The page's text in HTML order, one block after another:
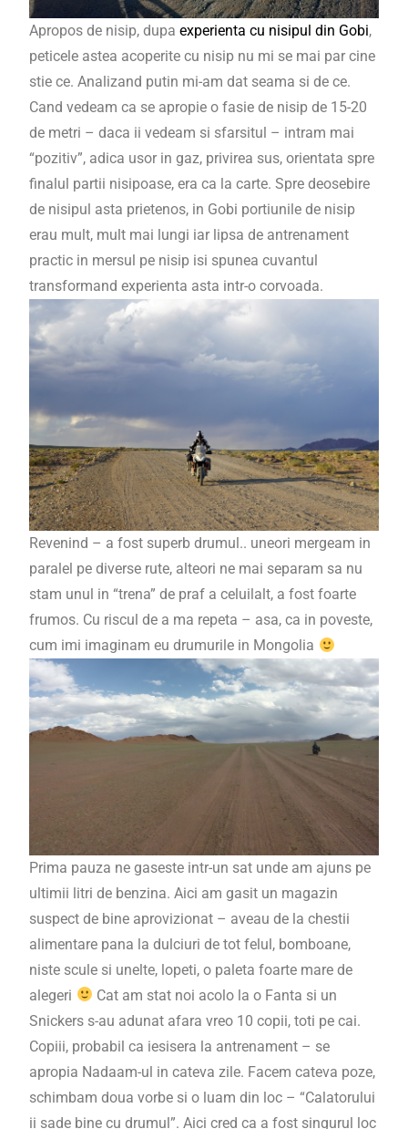
Apropos de nisip, dupaexperienta cu nisipul din Gobi,
peticele astea acoperite cu nisip nu mi se mai par cine
stie ce. Analizand putin mi-am dat seama si de ce.
Cand vedeam ca se apropie o fasie de nisip de 15-20
de metri – daca ii vedeam si sfarsitul – intram mai
“pozitiv”, adica usor in gaz, privirea sus, orientata spre
finalul partii nisipoase, era ca la carte. Spre deosebire
de nisipul asta prietenos, in Gobi portiunile de nisip
erau mult, mult mai lungi iar lipsa de antrenament
practic in mersul pe nisip isi spunea cuvantul
transformand experienta asta intr-o corvoada.
Revenind – a fost superb drumul.. uneori mergeam in
paralel pe diverse rute, alteori ne mai separam sa nu
stam unul in “trena” de praf a celuilalt, a fost foarte
frumos. Cu riscul de a ma repeta – asa, ca in poveste,
cum imi imaginam eu drumurile in Mongolia
Prima pauza ne gaseste intr-un sat unde am ajuns pe
ultimii litri de benzina. Aici am gasit un magazin
suspect de bine aprovizionat – aveau de la chestii
alimentare pana la dulciuri de tot felul, bomboane,
niste scule si unelte, lopeti, o paleta foarte mare de
alegeri
Cat am stat noi acolo la o Fanta si un
Snickers s-au adunat afara vreo 10 copii, toti pe cai.
Copiii, probabil ca iesisera la antrenament – se
apropia Nadaam-ul in cateva zile. Facem cateva poze,
schimbam doua vorbe si o luam din loc – “Calatorului
ii sade bine cu drumul”. Aici cred ca a fost singurul loc